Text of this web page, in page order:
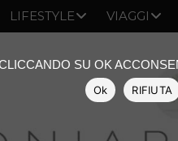
LIFESTYLE VIAGGI
SU OK
Ok RIFIUTA